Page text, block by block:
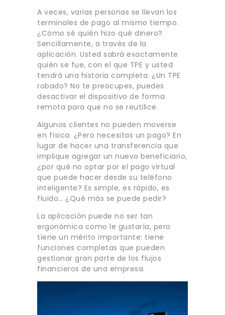
A veces, varias personas se llevan los
terminales de pago al mismo tiempo.
¿Cómo sé quién hizo qué dinero?
Sencillamente, a través de la
aplicación. Usted sabrá exactamente
quién se fue, con el que TPE y usted
tendrá una historia completa. ¿Un TPE
robado? No te preocupes, puedes
desactivar el dispositivo de forma
remota para que no se reutilice.
Algunos clientes no pueden moverse
en física. ¿Pero necesitas un pago? En
lugar de hacer una transferencia que
implique agregar un nuevo beneficiario,
¿por qué no optar por el pago virtual
que puede hacer desde su teléfono
inteligente? Es simple, es rápido, es
fluido… ¿Qué más se puede pedir?
La aplicación puede no ser tan
ergonómica como le gustaría, pero
tiene un mérito importante: tiene
funciones completas que pueden
gestionar gran parte de los flujos
financieros de una empresa.